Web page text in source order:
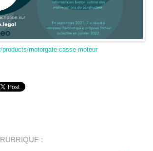
motorgate-casse-moteur
: